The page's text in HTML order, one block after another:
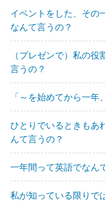
イベントをした、その
なんて言うの？
（プレゼンで）私の
言うの？
「～を始めてから一
ひとりでいるときもあ
んて言うの？
一年間って英語でなん
私が知っている限りで